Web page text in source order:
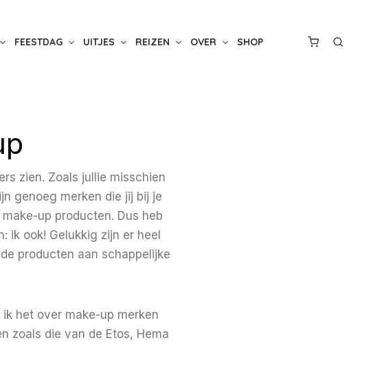
FEESTDAG UITJES REIZEN OVER SHOP
zien. Zoals jullie misschien
genoeg merken die jij bij je
up producten. Dus heb
ik ook! Gelukkig zijn er heel
producten aan schappelijke
het over make-up merken
zoals die van de Etos, Hema